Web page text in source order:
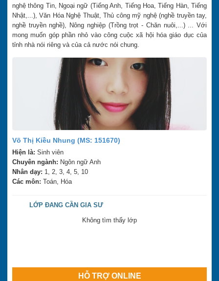
nghệ thông Tin, Ngoại ngữ (Tiếng Anh, Tiếng Hoa, Tiếng Hàn, Tiếng
Nhật,...), Văn Hóa Nghệ Thuật, Thủ công mỹ nghệ (nghề truyền tay,
nghề truyền nghề), Nông nghiệp (Trồng trọt - Chăn nuôi,...) ... Với
mong muốn góp phần nhỏ vào công cuộc xã hội hóa giáo dục của
tỉnh nhà nói riêng và của cả nước nói chung.
Võ Thị Kiều Nhung (MS: 151670)
Hiện là: Sinh viên
Chuyên ngành: Ngôn ngữ Anh
Nhân dạy: 1, 2, 3, 4, 5, 10
Các môn: Toán, Hóa
LỚP ĐANG CẦN GIA SƯ
Không tìm thấy lớp
HỖ TRỢ ONLINE